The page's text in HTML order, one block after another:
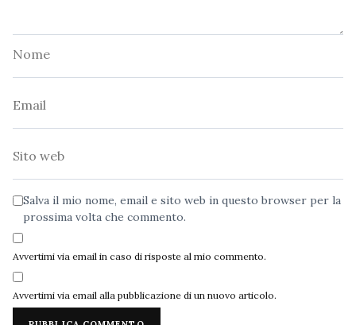
Salva il mio nome, email e sito web in questo browser per la
prossima volta che commento.
Avvertimi via email in caso di risposte al mio commento.
Avvertimi via email alla pubblicazione di un nuovo articolo.